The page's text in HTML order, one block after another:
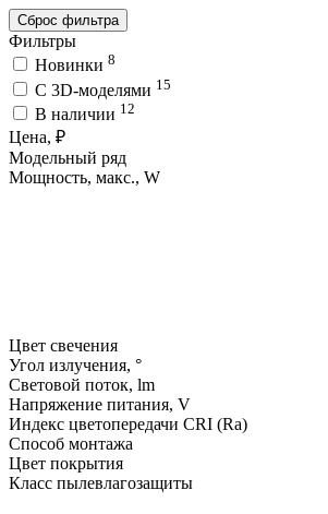
Сброс фильтра
Фильтры
Новинки 8
C 3D-моделями 15
В наличии 12
Цена, ₽
Модельный ряд
Мощность, макс., W
Цвет свечения
Угол излучения, °
Световой поток, lm
Напряжение питания, V
Индекс цветопередачи CRI (Ra)
Способ монтажа
Цвет покрытия
Класс пылевлагозащиты